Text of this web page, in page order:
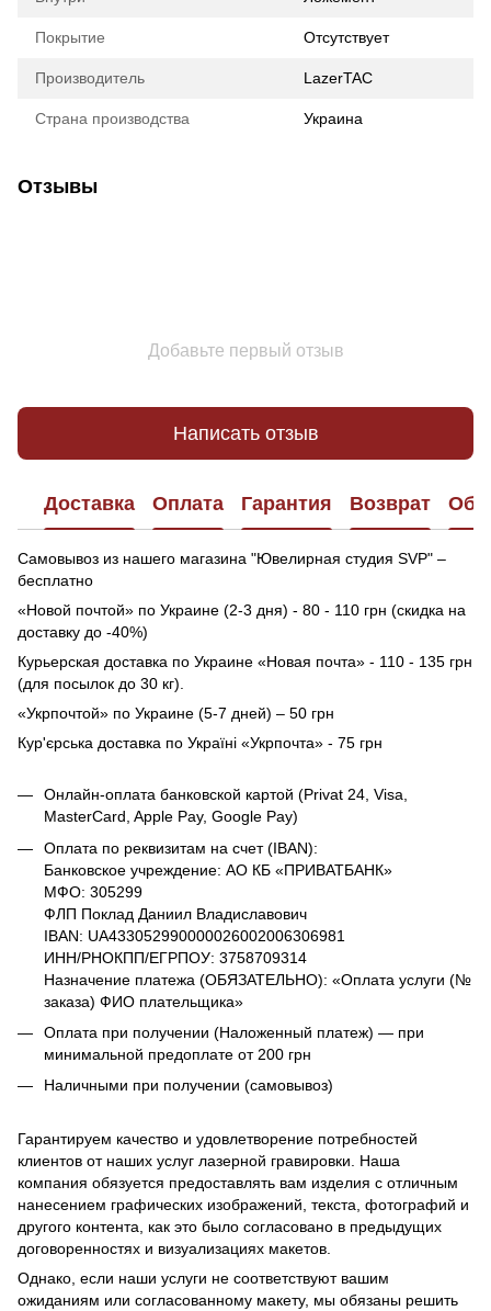
Покрытие Отсутствует
Производитель LazerTAC
Страна производства Украина
Отзывы
Добавьте первый отзыв
Написать отзыв
Доставка Оплата Гарантия Возврат
Самовывоз из нашего магазина "Ювелирная студия SVP" –
бесплатно
«Новой почтой» по Украине (2-3 дня) - 80 - 110 грн (скидка на
доставку до -40%)
Курьерская доставка по Украине «Новая почта» - 110 - 135 грн
(для посылок до 30 кг).
«Укрпочтой» по Украине (5-7 дней) – 50 грн
Кур'єрська доставка по Україні «Укрпочта» - 75 грн
Онлайн-оплата банковской картой (Privat 24, Visa,
MasterCard, Apple Pay, Google Pay)
Оплата по реквизитам на счет (IBAN):
Банковское учреждение: АО КБ «ПРИВАТБАНК»
МФО: 305299
ФЛП Поклад Даниил Владиславович
IBAN: UA433052990000026002006306981
ИНН/РНОКПП/ЕГРПОУ: 3758709314
Назначение платежа (ОБЯЗАТЕЛЬНО): «Оплата услуги (№
заказа) ФИО плательщика»
Оплата при получении (Наложенный платеж) — при
минимальной предоплате от 200 грн
Наличными при получении (самовывоз)
Гарантируем качество и удовлетворение потребностей
клиентов от наших услуг лазерной гравировки. Наша
компания обязуется предоставлять вам изделия с отличным
нанесением графических изображений, текста, фотографий и
другого контента, как это было согласовано в предыдущих
договоренностях и визуализациях макетов.
Однако, если наши услуги не соответствуют вашим
ожиданиям или согласованному макету, мы обязаны решить